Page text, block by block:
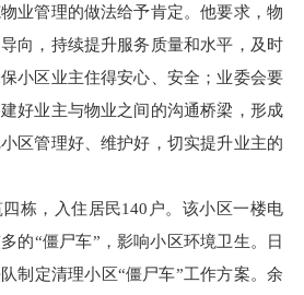
业管理的做法给予肯定。他要求，物
向，持续提升服务质量和水平，及时
小区业主住得安心、安全；业委会要
好业主与物业之间的沟通桥梁，形成
区管理好、维护好，切实提升业主的
栋，入住居民140户。该小区一楼电
的“僵尸车”，影响小区环境卫生。日
制定清理小区“僵尸车”工作方案。余